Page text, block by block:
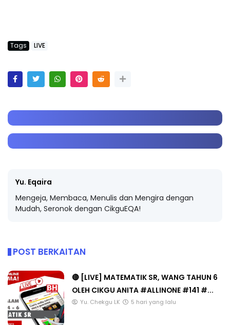
Tags LIVE
Yu. Eqaira
Mengeja, Membaca, Menulis dan Mengira dengan
Mudah, Seronok dengan CikguEQA!
POST BERKAITAN
🔴 [LIVE] MATEMATIK SR, WANG TAHUN 6
OLEH CIKGU ANITA #ALLINONE #141 #...
Yu. Chekgu LK 5 hari yang lalu